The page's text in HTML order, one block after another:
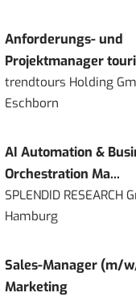
Anforderungs- und
Projektmanager
trendtours Holding
Eschborn
AI Automation &
Orchestration Ma...
SPLENDID RESEARCH
Hamburg
Sales-Manager (m/
Marketing